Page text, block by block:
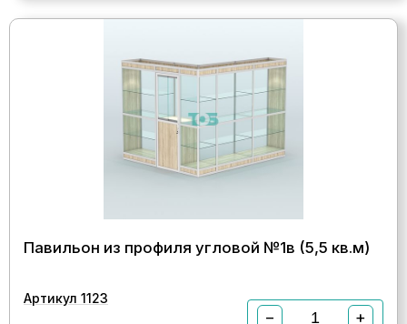
Павильон из профиля угловой №1в (5,5 кв.м)
Артикул 1123
− +